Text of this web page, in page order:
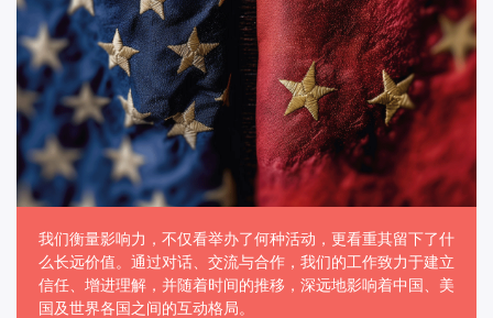
研究报告
我们的社区
我们衡量影响力，不仅看举办了何种活动，更看重其留下了什
么长远价值。通过对话、交流与合作，我们的工作致力于建立
信任、增进理解，并随着时间的推移，深远地影响着中国、美
国及世界各国之间的互动格局。